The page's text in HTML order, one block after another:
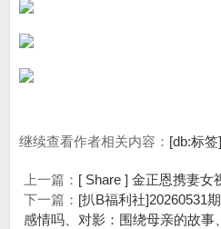
继续查看作者相关内容： [db:标签]
上一篇： [ Share ] 金正恩携妻女
下一篇： [扒B福利社]20260531
感情吗、对影：围绕母亲的故事